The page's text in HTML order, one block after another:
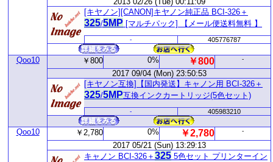
[キヤノン][CANON]キヤノン純正品 BCI-326＋
325/5MP [マルチパック] 【メール便送料無料 】
- 405776787
Qoo10 ￥800 0% ￥800 -
2017 09/04 (Mon) 23:50:53
[キヤノン互換]【国内発送】キャノン用 BCI-326＋
325/5MP互換インクカートリッジ(5色セット)
- 405983210
Qoo10 ￥2,780 0% ￥2,780 -
2017 05/21 (Sun) 13:29:13
キャノン BCI-326＋ 325 5色セット プリンターイン